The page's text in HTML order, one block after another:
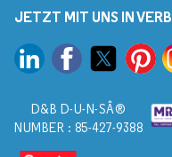
JETZT MIT UNS IN
D&B D-U-N-SÂ®
NUMBER : 85-427-9388